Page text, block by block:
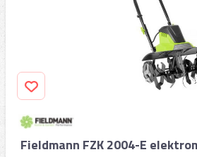
Fieldmann FZK 2004-E